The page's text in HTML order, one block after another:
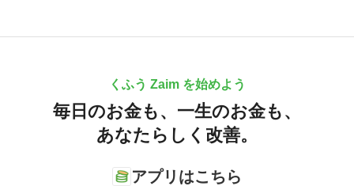
くふう Zaim を始めよう
毎日のお金も、 一生のお金も、
あなたらしく改善。
アプリはこちら